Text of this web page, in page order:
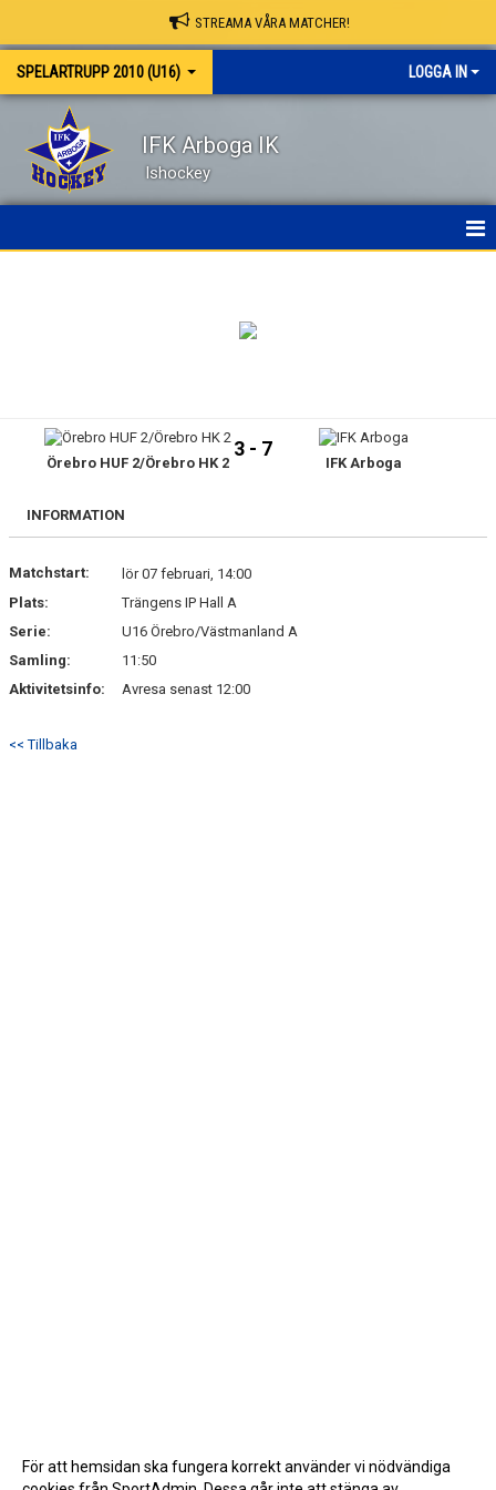
STREAMA VÅRA MATCHER!
SPELARTRUPP 2010 (U16) LOGGA IN
IFK Arboga IK
Ishockey
TRUPPEN
BILDGALLERI
KONTAKT
Örebro HUF 2/Örebro HK 2
3 - 7
IFK Arboga
INFORMATION
Matchstart:
lör 07 februari, 14:00
Plats:
Trängens IP Hall A
Serie:
U16 Örebro/Västmanland A
Samling:
11:50
Aktivitetsinfo:
Avresa senast 12:00
<< Tillbaka
För att hemsidan ska fungera korrekt använder vi nödvändiga